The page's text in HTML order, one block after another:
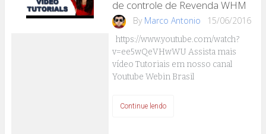
de controle de Revenda WHM
By Marco Antonio 15/06/2016
https://www.youtube.com/watch?
v=ee5wQeVHwWU Assista mais
vídeo Tutoriais em nosso canal
Youtube Webin Brasil
Continue lendo